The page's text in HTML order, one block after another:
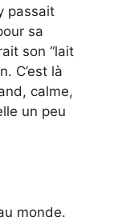
passait
sa
son “lait
C’est là
calme,
un peu
monde.